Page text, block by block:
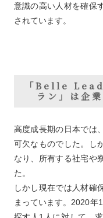
意識の高い人材を確保
されています。
「Belle
ラン」は企
高度成長期の日本では
可欠なものでした。し
なり、所有する社宅や
た。
しかし現在では人材確
まっています。2020年